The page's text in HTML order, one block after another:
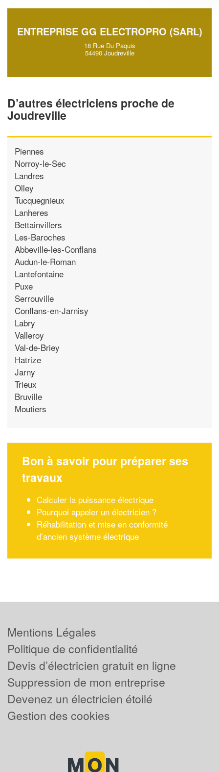
ENTREPRISE GG ELECTROPRO (SARL)
18 Rue Du Paquis
54490 Joudreville
D’autres électriciens proche de
Joudreville
Piennes
Norroy-le-Sec
Landres
Olley
Tucquegnieux
Lanheres
Bettainvillers
Les-Baroches
Abbeville-les-Conflans
Audun-le-Roman
Lantefontaine
Puxe
Serrouville
Conflans-en-Jarnisy
Labry
Valleroy
Val-de-Briey
Hatrize
Jarny
Trieux
Bruville
Moutiers
Bon à savoir pour préparer ses
travaux
Calculer la puissance électrique
Pourquoi appeler un électricien ?
Réhabilitation et mise en conformité
d’ancien système électrique
Mentions Légales
Politique de confidentialité
Devis d’électricien gratuit en ligne
Suppression de mon entreprise
Devenez un électricien étoilé
Gestion des cookies